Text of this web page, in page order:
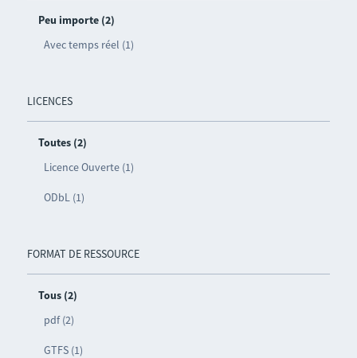
Peu importe (2)
Avec temps réel (1)
LICENCES
Toutes (2)
Licence Ouverte (1)
ODbL (1)
FORMAT DE RESSOURCE
Tous (2)
pdf (2)
GTFS (1)